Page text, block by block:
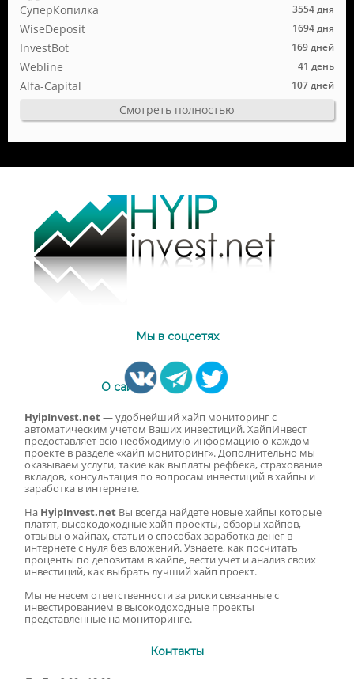
3554 дня
СуперКопилка
1694 дня
WiseDeposit
169 дней
InvestBot
41 день
Webline
107 дней
Alfa-Capital
Смотреть полностью
Мы в соцсетях
О сайте
HyipInvest.net— удобнейший хайп мониторинг с
автоматическим учетом Ваших инвестиций. ХайпИнвест
предоставляет всю необходимую информацию о каждом
проекте в разделе «хайп мониторинг». Дополнительно мы
оказываем услуги, такие как выплаты рефбека, страхование
вкладов, консультация по вопросам инвестиций в хайпы и
заработка в интернете.
На HyipInvest.net Вы всегда найдете новые хайпы которые
платят, высокодоходные хайп проекты, обзоры хайпов,
отзывы о хайпах, статьи о способах заработка денег в
интернете с нуля без вложений. Узнаете, как посчитать
проценты по депозитам в хайпе, вести учет и анализ своих
инвестиций, как выбрать лучший хайп проект.
Мы не несем ответственности за риски связанные с
инвестированием в высокодоходные проекты
представленные на мониторинге.
Контакты